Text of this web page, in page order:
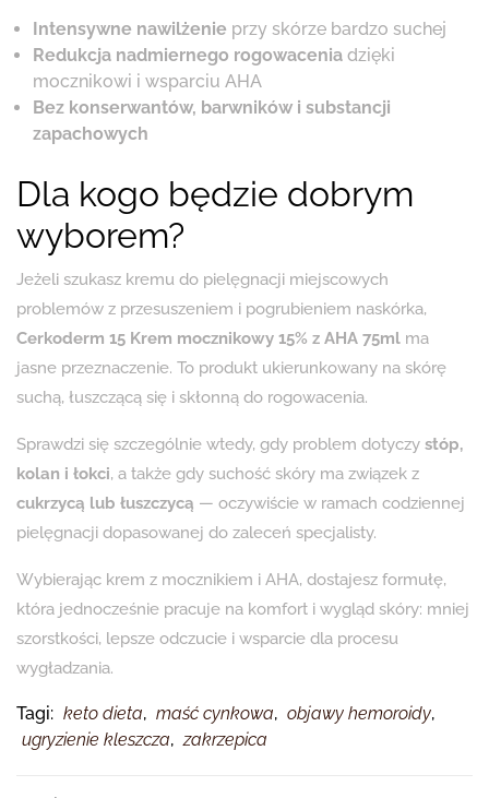
Intensywne nawilżenie przy skórze bardzo suchej
Redukcja nadmiernego rogowacenia dzięki
mocznikowi i wsparciu AHA
Bez konserwantów, barwników i substancji
zapachowych
Dla kogo będzie dobrym
wyborem?
Jeżeli szukasz kremu do pielęgnacji miejscowych
problemów z przesuszeniem i pogrubieniem naskórka,
Cerkoderm 15 Krem mocznikowy 15% z AHA 75ml ma
jasne przeznaczenie. To produkt ukierunkowany na skórę
suchą, łuszczącą się i skłonną do rogowacenia.
Sprawdzi się szczególnie wtedy, gdy problem dotyczy stóp,
kolan i łokci, a także gdy suchość skóry ma związek z
cukrzycą lub łuszczycą — oczywiście w ramach codziennej
pielęgnacji dopasowanej do zaleceń specjalisty.
Wybierając krem z mocznikiem i AHA, dostajesz formułę,
która jednocześnie pracuje na komfort i wygląd skóry: mniej
szorstkości, lepsze odczucie i wsparcie dla procesu
wygładzania.
Tagi: keto dieta, maść cynkowa, objawy hemoroidy,
ugryzienie kleszcza, zakrzepica